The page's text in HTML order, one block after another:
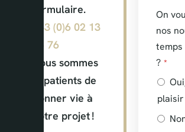
formulaire.
+33 (0)6 02 13
96 76
Nous sommes
impatients de
donner vie à
votre projet !
On
nos
temps
? *
plaisir